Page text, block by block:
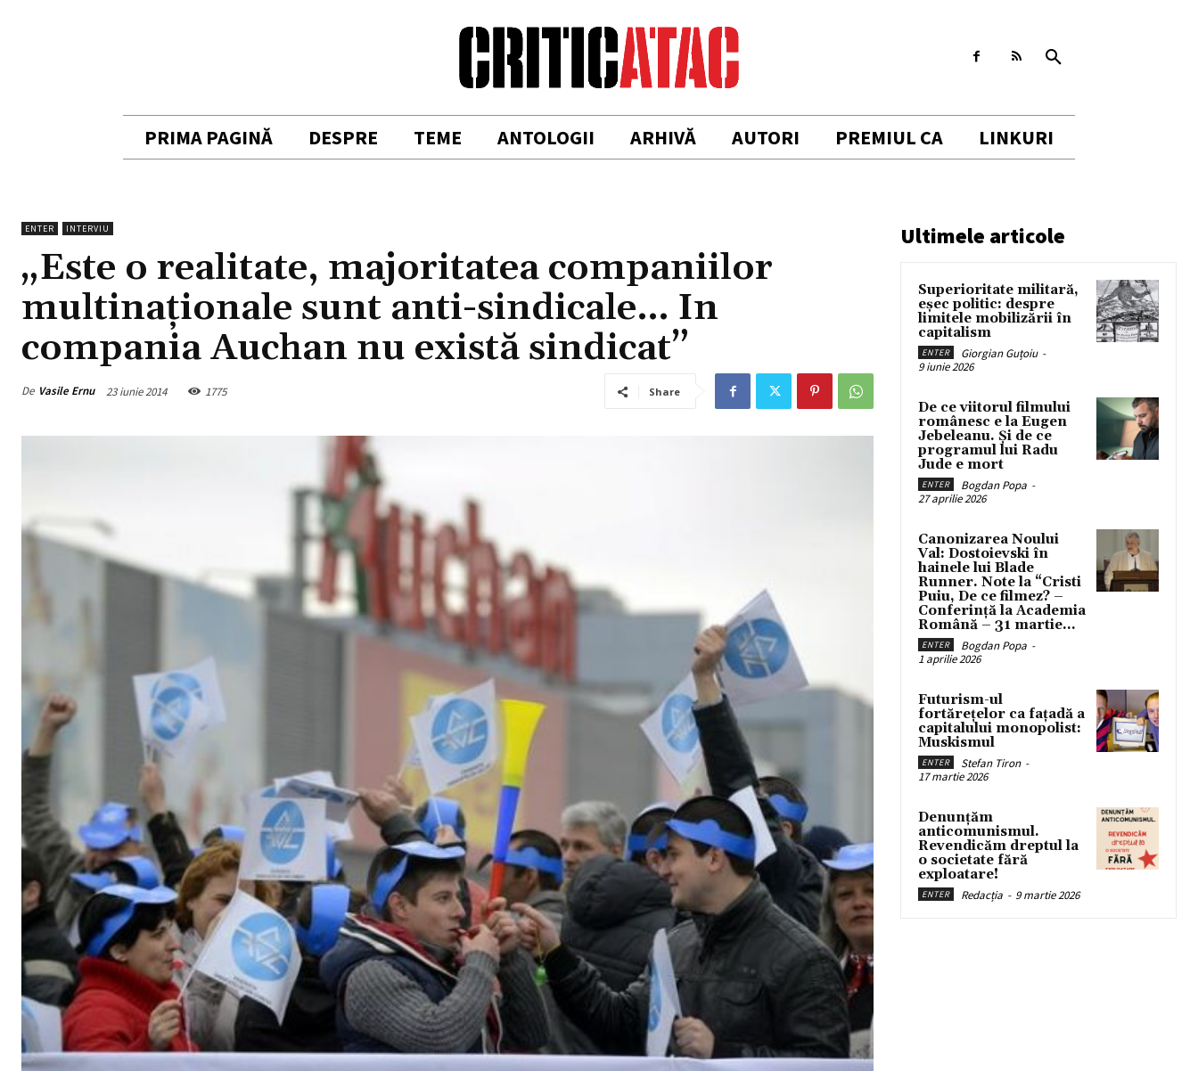
PRIMA PAGINĂ DESPRE TEME ANTOLOGII ARHIVĂ AUTORI PREMIUL CA LINKURI
ENTER INTERVIU
„Este o realitate, majoritatea companiilor
multinaţionale sunt anti-sindicale… In
compania Auchan nu există sindicat”
De Vasile Ernu 23 iunie 2014 1775 Share
Ultimele articole
Superioritate militară,
eșec politic: despre
limitele mobilizării în
capitalism
ENTER Giorgian Guțoiu -
9 iunie 2026
De ce viitorul filmului
românesc e la Eugen
Jebeleanu. Și de ce
programul lui Radu
Jude e mort
ENTER Bogdan Popa -
27 aprilie 2026
Canonizarea Noului
Val: Dostoievski în
hainele lui Blade
Runner. Note la “Cristi
Puiu, De ce filmez? –
Conferință la Academia
Română – 31 martie...
ENTER Bogdan Popa -
1 aprilie 2026
Futurism-ul
fortărețelor ca fațadă a
capitalului monopolist:
Muskismul
ENTER Stefan Tiron -
17 martie 2026
Denunțăm
anticomunismul.
Revendicăm dreptul la
o societate fără
exploatare!
ENTER Redacția - 9 martie 2026